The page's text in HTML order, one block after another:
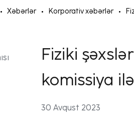
Xəbərlər Korporativ xəbərlər
Fiziki
komissiya ilə
30 Avqust 2023